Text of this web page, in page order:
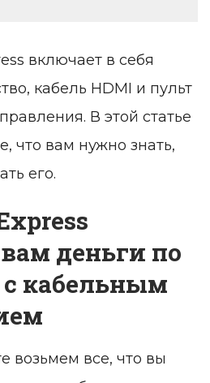
включает в себя
кабель HDMI и пульт
В этой статье
что вам нужно знать,
его.
деньги по
кабельным
возьмем все, что вы